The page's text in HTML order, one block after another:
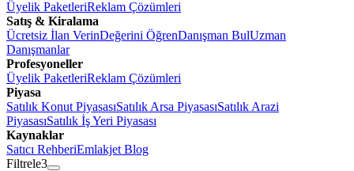
Üyelik PaketleriReklam Çözümleri
Satış & Kiralama
Ücretsiz İlan VerinDeğerini ÖğrenDanışman BulUzman
Danışmanlar
Profesyoneller
Üyelik PaketleriReklam Çözümleri
Piyasa
Satılık Konut PiyasasıSatılık Arsa PiyasasıSatılık Arazi
PiyasasıSatılık İş Yeri Piyasası
Kaynaklar
Satıcı RehberiEmlakjet Blog
Filtrele3